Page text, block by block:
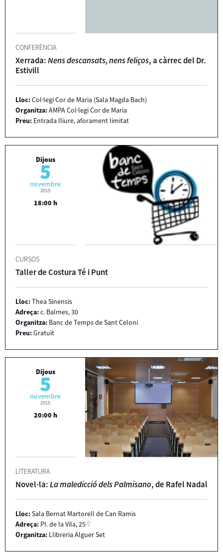
CONFERÈNCIA
Xerrada:Nens descansats, nens feliços, a càrrec del Dr.
Estivill
Lloc:Col·legi Cor de Maria (Sala Magda Bach)
Organitza:AMPA Col·legi Cor de Maria
Preu: Entrada lliure, aforament limitat
Dijous
5
novembre
2015
18:00 h
CURSOS
Taller de Costura Té i Punt
Lloc:Thea Sinensis
Adreça:c. Balmes, 30
Organitza: Banc de Temps de Sant Celoni
Preu:Gratuït
Dijous
5
novembre
2015
20:00 h
LITERATURA
Novel·la:La maledicció dels Palmisano, de Rafel Nadal
Lloc:Sala Bernat Martorell de Can Ramis
Adreça: Pl. de la Vila, 25
Organitza: Llibreria Alguer Set